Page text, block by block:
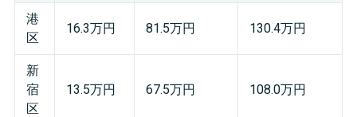
港
区
16.3万円 81.5万円 130.4万円
新
宿
区
13.5万円 67.5万円 108.0万円